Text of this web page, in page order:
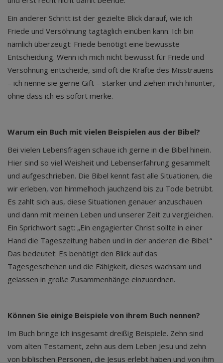
Ein anderer Schritt ist der gezielte Blick darauf, wie ich
Friede und Versöhnung tagtäglich einüben kann. Ich bin
nämlich überzeugt: Friede benötigt eine bewusste
Entscheidung. Wenn ich mich nicht bewusst für Friede und
Versöhnung entscheide, sind oft die Kräfte des Misstrauens
– ich nenne sie gerne Gift – stärker und ziehen mich hinunter,
ohne dass ich es sofort merke.
Warum ein Buch mit vielen Beispielen aus der Bibel?
Bei vielen Lebensfragen schaue ich gerne in die Bibel hinein.
Hier sind so viel Weisheit und Lebenserfahrung gesammelt
und aufgeschrieben. Die Bibel kennt fast alle Situationen, die
wir erleben, von himmelhoch jauchzend bis zu Tode betrübt.
Es zahlt sich aus, diese Situationen genauer anzuschauen
und dann mit meinen Leben und unserer Zeit zu vergleichen.
Ein Sprichwort sagt: „Ein engagierter Christ sollte in einer
Hand die Tageszeitung haben und in der anderen die Bibel.“
Das bedeutet: Es benötigt den Blick auf das
Tagesgeschehen und die Fähigkeit, dieses wachsam und
gelassen in große Zusammenhänge einzuordnen.
Können Sie einige Beispiele von ihrem Buch nennen?
Im Buch bringe ich insgesamt dreißig Beispiele. Zehn sind
vom alten Testament, zehn aus dem Leben Jesu und zehn
von biblischen Personen, die Jesus erlebt haben und von ihm